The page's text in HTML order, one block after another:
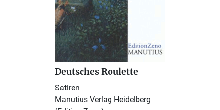
Deutsches Roulette
Satiren
Manutius Verlag Heidelberg